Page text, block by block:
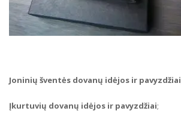
Joninių šventės dovanų idėjos ir pavyzdžiai
Įkurtuvių dovanų idėjos ir pavyzdžiai;